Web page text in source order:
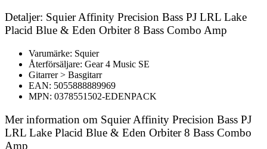
Detaljer: Squier Affinity Precision Bass PJ LRL Lake
Placid Blue & Eden Orbiter 8 Bass Combo Amp
Varumärke: Squier
Återförsäljare: Gear 4 Music SE
Gitarrer > Basgitarr
EAN: 5055888889969
MPN: 0378551502-EDENPACK
Mer information om Squier Affinity Precision Bass PJ
LRL Lake Placid Blue & Eden Orbiter 8 Bass Combo
Amp